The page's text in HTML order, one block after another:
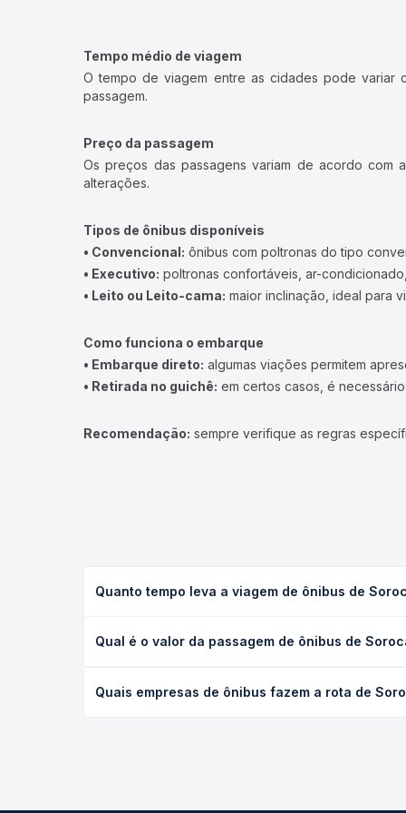
Tempo médio de viagem
O tempo de viagem entre as cidades pode variar
passagem.
Preço da passagem
Os preços das passagens variam de acordo com
alterações.
Tipos de ônibus disponíveis
• Convencional: ônibus com poltronas do tipo
• Executivo: poltronas confortáveis, ar-
• Leito ou Leito-cama: maior inclinação, ideal para
Como funciona o embarque
• Embarque direto: algumas viações permitem
• Retirada no guichê: em certos casos, é
Recomendação: sempre verifique as regras
Quanto tempo leva a viagem de ônibus de
leito) e as condições de tráfego. Na Quero
Qual é o valor da passagem de ônibus de
a antecedência da compra. Na Quero Passagem
Quais empresas de ônibus fazem a rota de